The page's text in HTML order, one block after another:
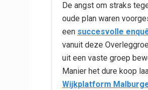
De angst om straks
oude plan waren
een succesvolle
vanuit deze
uit een vaste groep
Manier het dure koop
Wijkplatform